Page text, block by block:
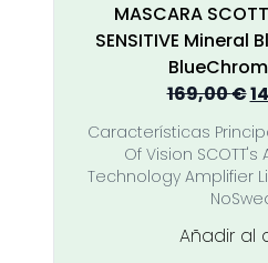
MASCARA
SENSITIVE Mineral
169,00€El
Características
Of Vision
Technology Amplifier
Añadir al